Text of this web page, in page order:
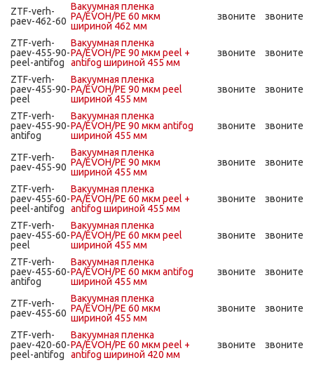
ZTF-verh-
paev-462-60
Вакуумная пленка
PA/EVOH/PE 60 мкм
шириной 462 мм
звоните звоните
ZTF-verh-
paev-455-90-
peel-antifog
Вакуумная пленка
PA/EVOH/PE 90 мкм peel +
antifog шириной 455 мм
звоните звоните
ZTF-verh-
paev-455-90-
peel
Вакуумная пленка
PA/EVOH/PE 90 мкм peel
шириной 455 мм
звоните звоните
ZTF-verh-
paev-455-90-
antifog
Вакуумная пленка
PA/EVOH/PE 90 мкм antifog
шириной 455 мм
звоните звоните
ZTF-verh-
paev-455-90
Вакуумная пленка
PA/EVOH/PE 90 мкм
шириной 455 мм
звоните звоните
ZTF-verh-
paev-455-60-
peel-antifog
Вакуумная пленка
PA/EVOH/PE 60 мкм peel +
antifog шириной 455 мм
звоните звоните
ZTF-verh-
paev-455-60-
peel
Вакуумная пленка
PA/EVOH/PE 60 мкм peel
шириной 455 мм
звоните звоните
ZTF-verh-
paev-455-60-
antifog
Вакуумная пленка
PA/EVOH/PE 60 мкм antifog
шириной 455 мм
звоните звоните
ZTF-verh-
paev-455-60
Вакуумная пленка
PA/EVOH/PE 60 мкм
шириной 455 мм
звоните звоните
ZTF-verh-
paev-420-60-
peel-antifog
Вакуумная пленка
PA/EVOH/PE 60 мкм peel +
antifog шириной 420 мм
звоните звоните